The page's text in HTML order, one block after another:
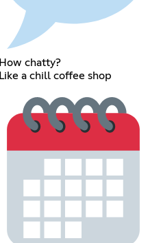
How chatty?
Like a chill coffee shop